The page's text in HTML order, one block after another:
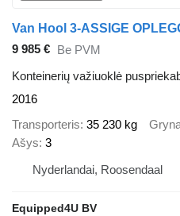
9 985 € Be PVM
Konteinerių važiuoklė
2016
Transporteris 35 230 kg
Ašys 3
Nyderlandai, Roosendaal
Equipped4U BV